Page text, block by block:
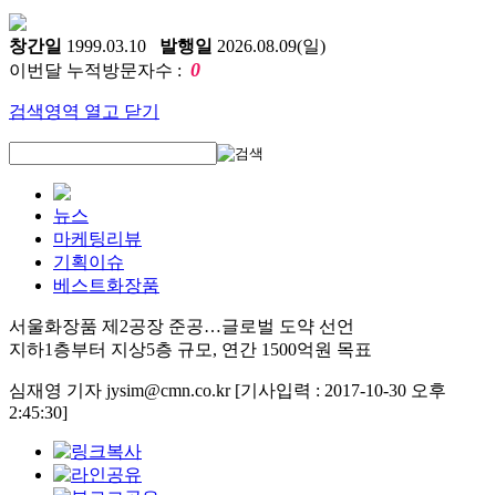
창간일 1999.03.10 발행일 2026.08.09(일)
이번달 누적방문자수 : 0
검색영역 열고 닫기
뉴스
마케팅리뷰
기획이슈
베스트화장품
서울화장품 제2공장 준공…글로벌 도약 선언
지하1층부터 지상5층 규모, 연간 1500억원 목표
심재영 기자 jysim@cmn.co.kr [기사입력 : 2017-10-30 오후
2:45:30]